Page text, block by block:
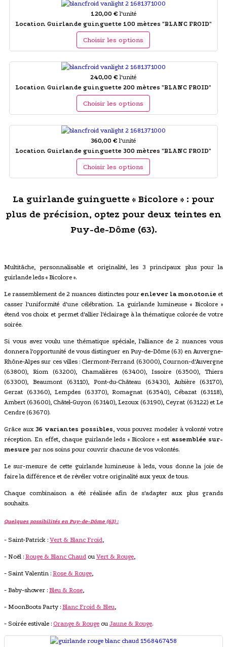
120,00 € l'unité
Location Guirlande guinguette 100 mètres "BLANC FROID"
Choisir les options
240,00 € l'unité
Location Guirlande guinguette 200 mètres "BLANC FROID"
Choisir les options
360,00 € l'unité
Location Guirlande guinguette 300 mètres "BLANC FROID"
Choisir les options
La guirlande guinguette « Bicolore » : pour
plus de précision, optez pour deux teintes en
Puy-de-Dôme (63).
Multitâche, personnalisable et originalité, les 3 principaux plus pour la
guirlande leds « Bicolore ».
Le rassemblement de 2 nuances distinctes pour enlever la monotonieet
casser l'uniformité d'une célébration. La guirlande lumineuse « Bicolore »
étend vos choix et permet d'allier l'éclairage à la thématique colorée de votre
soirée.
Si vous avez voulu une thématique spéciale, l'alliance de 2 nuances vous
donnera l'opportunité de vous distinguer en Puy-de-Dôme (63) en Auvergne-
Rhône-Alpes sur ces villes : Clermont-Ferrand (63000), Cournon-d'Auvergne
(63800), Riom (63200), Chamalières (63400), Issoire (63500), Thiers
(63300), Beaumont (63110), Pont-du-Château (63430), Aubière (63170),
Gerzat (63360), Lempdes (63370), Romagnat (63540), Cébazat (63118),
Ambert (63600), Châtel-Guyon (63140), Lezoux (63190), Ceyrat (63122) et Le
Cendre (63670).
Grâce aux 36 variantes possibles, vous pouvez modeler à volonté votre
réception. En effet, chaque guirlande leds « Bicolore » est assemblée sur-
mesure par nos soins pour couvrir chacune de vos volontés.
Le sur-mesure de cette guirlande lumineuse à leds, vous donne la joie de
faire la différence et de révéler votre originalité aux yeux de tous.
Chaque combinaison a été réalisée afin de s'adapter aux plus grands
souhaits.
Quelques possibilités en Puy-de-Dôme (63) :
- Saint-Patrick : Vert & Blanc Froid,
- Noël : Rouge & Blanc Chaud ou Vert & Rouge,
- Saint Valentin : Rose & Rouge,
- Baby-shower : Bleu & Rose,
- MoonBoots Party : Blanc Froid & Bleu,
- Soirée estivale : Orange & Rouge ou Jaune & Rouge.